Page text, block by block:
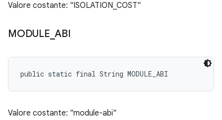
Valore costante: "ISOLATION_COST"
MODULE _ABI
public static final String MODULE_ABI
Valore costante: "module-abi"